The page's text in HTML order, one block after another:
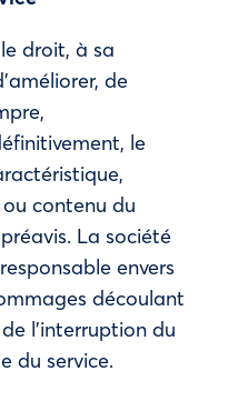
droit, à sa
de
le
contenu du
La société
envers
découlant
l’interruption du
du service.